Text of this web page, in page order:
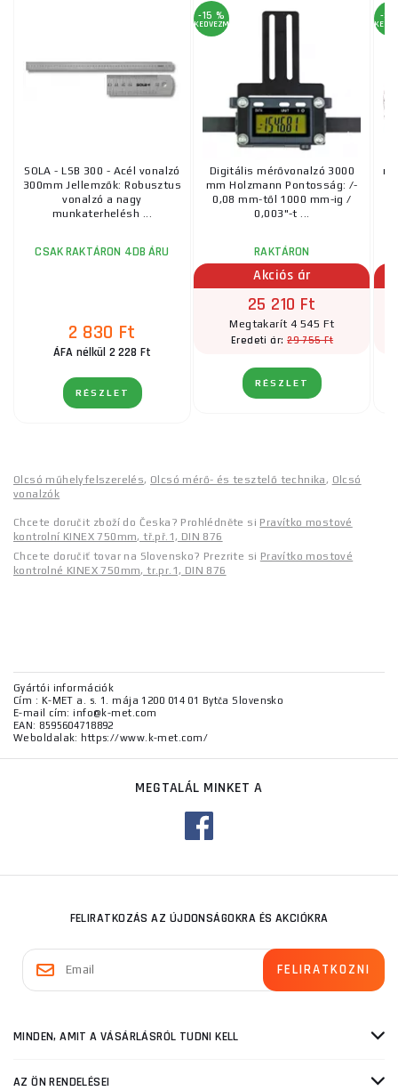
SOLA - LSB 300 - Acél vonalzó
300mm Jellemzők: Robusztus
vonalzó a nagy
munkaterhelésh ...
CSAK RAKTÁRON 4DB ÁRU
2 830 Ft
ÁFA nélkül 2 228 Ft
RÉSZLET
-15 %
KEDVEZMÉNY
Digitális mérővonalzó 3000
mm Holzmann Pontosság: /-
0,08 mm-től 1000 mm-ig /
0,003"-t ...
RAKTÁRON
Akciós ár
25 210 Ft
Megtakarít 4 545 Ft
Eredeti ár:29 755 Ft
RÉSZLET
-3
Olcsó műhelyfelszerelés, Olcsó mérő- és tesztelő technika, Olcsó
vonalzók
Chcete doručit zboží do Česka? Prohlédněte si Pravítko mostové
kontrolní KINEX 750mm, tř.př.1, DIN 876
Chcete doručiť tovar na Slovensko? Prezrite si Pravítko mostové
kontrolné KINEX 750mm, tr.pr.1, DIN 876
Gyártói információk
Cím : K-MET a. s. 1. mája 1200 014 01 Bytča Slovensko
E-mail cím: info@k-met.com
EAN: 8595604718892
Weboldalak: https://www.k-met.com/
MEGTALÁL MINKET A
FELIRATKOZÁS AZ ÚJDONSÁGOKRA ÉS AKCIÓKRA
MINDEN, AMIT A VÁSÁRLÁSRÓL TUDNI KELL
AZ ÖN RENDELÉSEI